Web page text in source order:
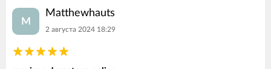
M
Matthewhauts
2 августа 2024 18:29